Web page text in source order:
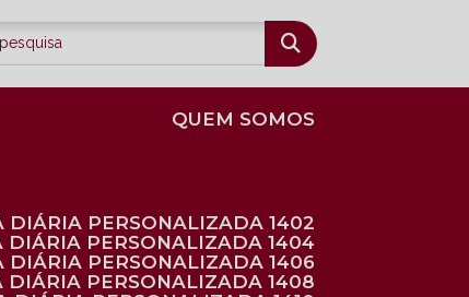
QUEM SOMOS
DIÁRIA PERSONALIZADA 1402
DIÁRIA PERSONALIZADA 1404
DIÁRIA PERSONALIZADA 1406
DIÁRIA PERSONALIZADA 1408